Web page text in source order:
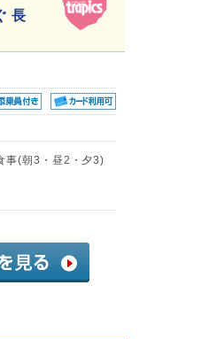
長
事(朝3・昼2・夕3)